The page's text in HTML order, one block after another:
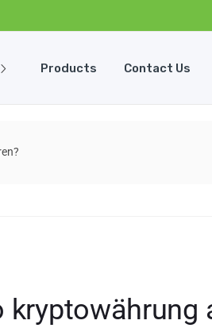
Products Contact Us